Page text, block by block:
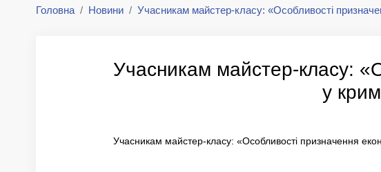
Головна Новини Учасникам майстер-класу: «Особливості
Учасникам майстер-класу:
у
Учасникам майстер-класу: «Особливості призначення